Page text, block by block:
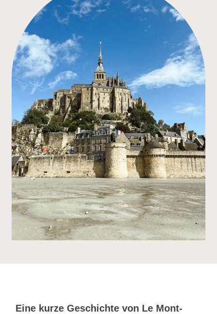
Eine kurze Geschichte von Le Mont-